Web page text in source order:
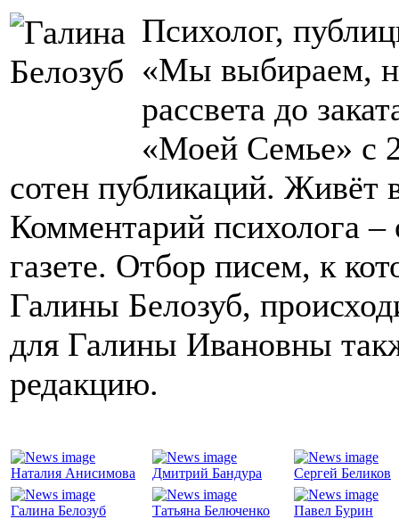
Психолог,
«Мы выбираем,
рассвета до
«Моей Семье» с
сотен публикаций. Живёт
Комментарий психолога
газете. Отбор писем, к
Галины Белозуб,
для Галины Ивановны
редакцию.
Наталия Анисимова Дмитрий Бандура Сергей Беликов
Галина Белозуб Татьяна Белюченко Павел Бурин